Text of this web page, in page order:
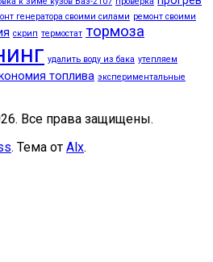
генератора своими силами ремонт своими
скрип термостат тормоза
удалить воду из бака утепляем
топлива экспериментальные
Все права защищены.
. Тема от Alx.